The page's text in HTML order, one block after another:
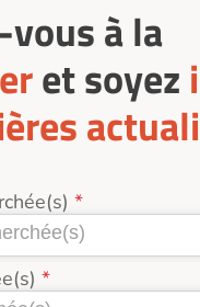
à la
et soyez